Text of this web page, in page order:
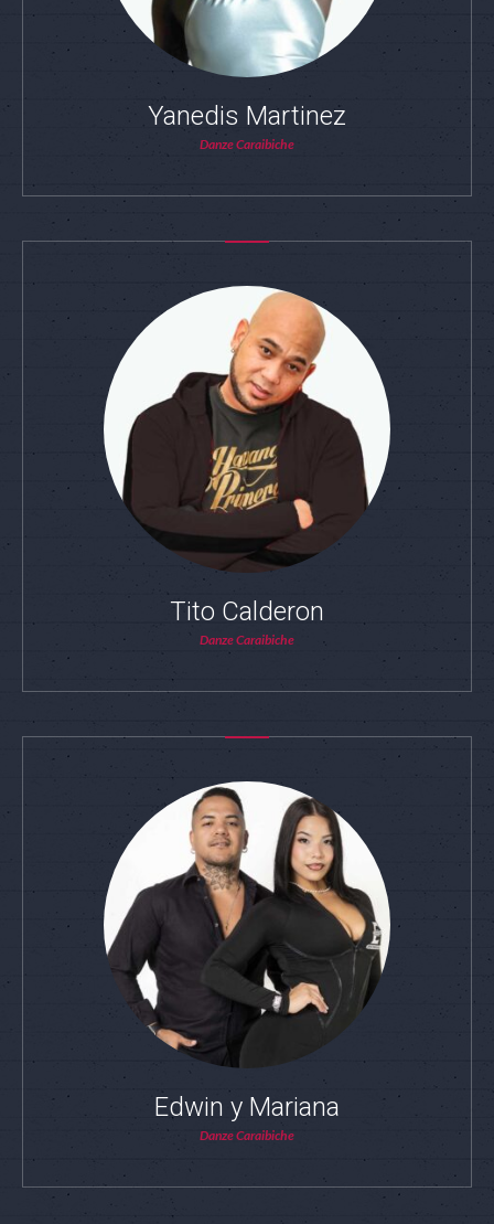
Yanedis Martinez
Danze Caraibiche
Tito Calderon
Danze Caraibiche
Edwin y Mariana
Danze Caraibiche